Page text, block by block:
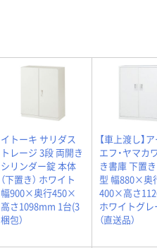
イトーキ サリダス
トレージ 3段 両開き
シリンダー錠 本体
（下置き） ホワイト
幅900×奥行450×
高さ1098mm 1台(3
梱包）
【車上渡し】
エフ・ヤマカ
き書庫 下置
型 幅880×奥
400×高さ
ホワイトグレ
（直送品）